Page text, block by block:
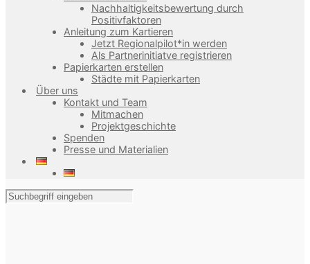
Nachhaltigkeitsbewertung durch
Positivfaktoren
Anleitung zum Kartieren
Jetzt Regionalpilot*in werden
Als Partnerinitiatve registrieren
Papierkarten erstellen
Städte mit Papierkarten
Über uns
Kontakt und Team
Mitmachen
Projektgeschichte
Spenden
Presse und Materialien